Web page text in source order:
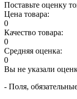
Поставьте оценку
Цена товара:
0
Качество товара:
0
Средняя оценка:
0
Вы не указали
- Поля,